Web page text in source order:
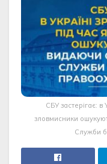
СБУ застерігає: в
зловмисники
Служби